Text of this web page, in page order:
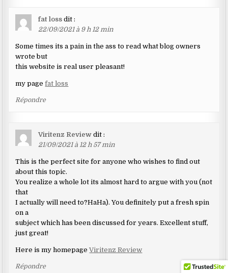
fat loss dit :
22/09/2021 à 9 h 12 min
Some times its a pain in the ass to read what blog owners
wrote but
this website is real user pleasant!
my pagefat loss
Répondre
Viritenz Review dit :
21/09/2021 à 12 h 57 min
This is the perfect site for anyone who wishes to find out
about this topic.
You realize a whole lot its almost hard to argue with you (not
that
I actually will need to?HaHa). You definitely put a fresh spin
on a
subject which has been discussed for years. Excellent stuff,
just great!
Here is my homepageViritenz Review
Répondre